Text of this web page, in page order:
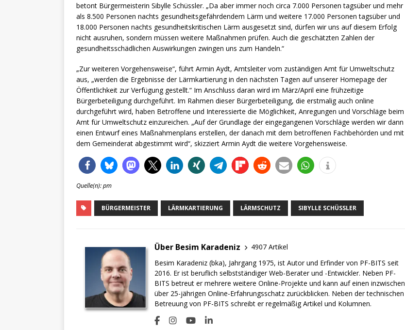
betont Bürgermeisterin Sibylle Schüssler. „Da aber immer noch circa 7.000 Personen tagsüber und mehr
als 8.500 Personen nachts gesundheitsgefährdendem Lärm und weitere 17.000 Personen tagsüber und
18.000 Personen nachts gesundheitskritischen Lärm ausgesetzt sind, dürfen wir uns auf diesem Erfolg
nicht ausruhen, sondern müssen weitere Maßnahmen prüfen. Auch die geschätzten Zahlen der
gesundheitsschädlichen Auswirkungen zwingen uns zum Handeln.“
„Zur weiteren Vorgehensweise“, führt Armin Aydt, Amtsleiter vom zuständigen Amt für Umweltschutz
aus, „werden die Ergebnisse der Lärmkartierung in den nächsten Tagen auf unserer Homepage der
Öffentlichkeit zur Verfügung gestellt.“ Im Anschluss daran wird im März/April eine frühzeitige
Bürgerbeteiligung durchgeführt. Im Rahmen dieser Bürgerbeteiligung, die erstmalig auch online
durchgeführt wird, haben Betroffene und Interessierte die Möglichkeit, Anregungen und Vorschläge beim
Amt für Umweltschutz einzureichen. „Auf der Grundlage der eingegangenen Vorschläge werden wir dann
einen Entwurf eines Maßnahmenplans erstellen, der danach mit dem betroffenen Fachbehörden und mit
dem Gemeinderat abgestimmt wird“, skizziert Armin Aydt die weitere Vorgehensweise.
Quelle(n): pm
BÜRGERMEISTER LÄRMKARTIERUNG LÄRMSCHUTZ SIBYLLE SCHÜSSLER
Über Besim Karadeniz
4907 Artikel
Besim Karadeniz (bka), Jahrgang 1975, ist Autor und Erfinder von PF-BITS seit
2016. Er ist beruflich selbstständiger Web-Berater und -Entwickler. Neben PF-
BITS betreut er mehrere weitere Online-Projekte und kann auf einen inzwischen
über 25-jährigen Online-Erfahrungsschatz zurückblicken. Neben der technischen
Betreuung von PF-BITS schreibt er regelmäßig Artikel und Kolumnen.